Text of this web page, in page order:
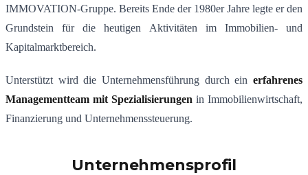
IMMOVATION-Gruppe. Bereits Ende der 1980er Jahre legte er den
Grundstein für die heutigen Aktivitäten im Immobilien- und
Kapitalmarktbereich.
Unterstützt wird die Unternehmensführung durch ein erfahrenes
Managementteam mit Spezialisierungen in Immobilienwirtschaft,
Finanzierung und Unternehmenssteuerung.
Unternehmensprofil